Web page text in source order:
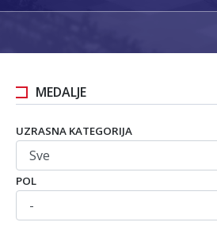
MEDALJE
UZRASNA KATEGORIJA
POL